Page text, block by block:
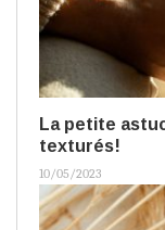
La petite
texturés!
10/05/2023